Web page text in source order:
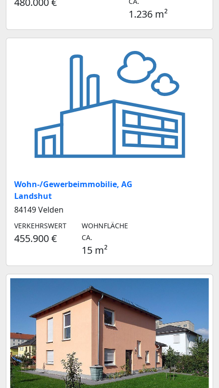
1.236 m²
Wohn-/Gewerbeimmobilie, AG
Landshut
84149 Velden
VERKEHRSWERT
455.900 €
WOHNFLÄCHE
CA.
15 m²